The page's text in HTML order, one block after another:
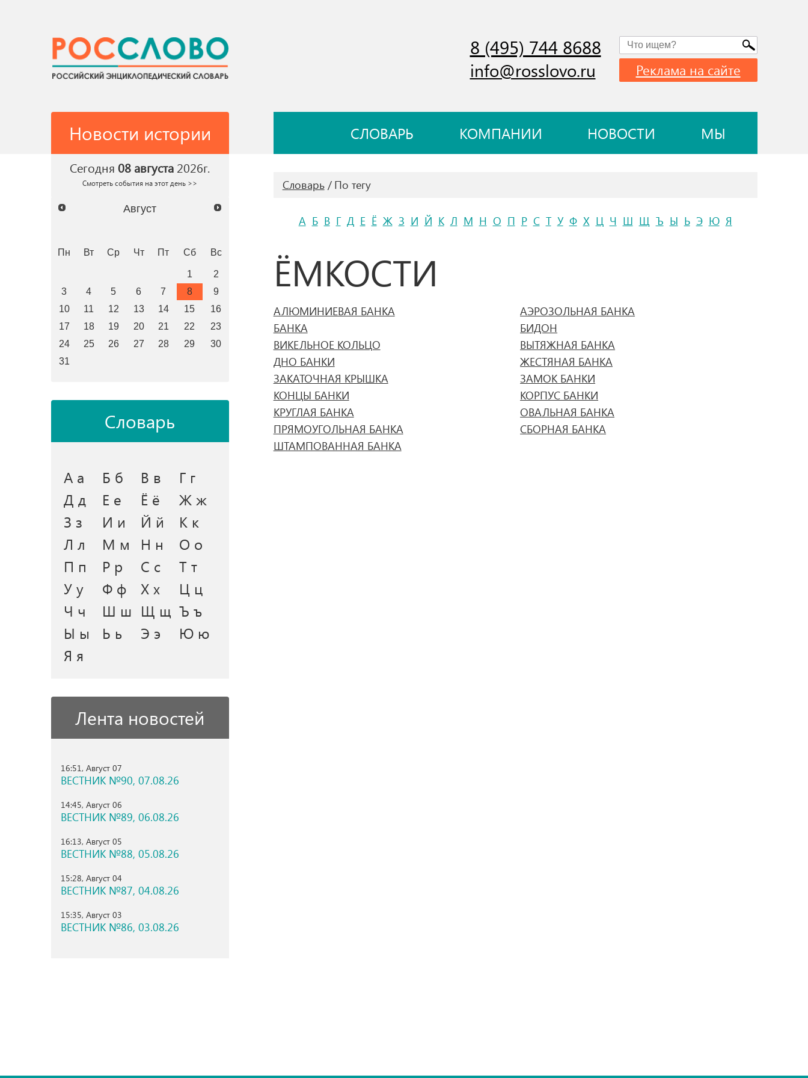
8 (495) 744 8688
info@rosslovo.ru Реклама на сайте
Новости истории СЛОВАРЬ КОМПАНИИ НОВОСТИ МЫ
Сегодня 08 августа 2026г.
Смотреть события на этот день >>
Август
Пн Вт Ср Чт Пт Сб Вс
1
2
3
4 5 6 7 8
9
10
11 12 13 14 15
16
17
18 19 20 21 22
23
24
25 26 27 28 29
30
31
Словарь
А а Б б В в
Г г
Д д
Е е Ё ё
Ж ж
З з
И и Й й
К к
Л л
М м Н н
О о
П п
Р р С с
Т т
У у
Ф ф Х х
Ц ц
Ч ч
Ш ш Щ щ Ъ ъ
Ы ы
Ь ь Э э
Ю ю
Я я
Лента новостей
16:51, Август 07
ВЕСТНИК №90, 07.08.26
14:45, Август 06
ВЕСТНИК №89, 06.08.26
16:13, Август 05
ВЕСТНИК №88, 05.08.26
15:28, Август 04
ВЕСТНИК №87, 04.08.26
15:35, Август 03
ВЕСТНИК №86, 03.08.26
Словарь По тегу
А Б В Г Д Е Ё Ж З И Й К Л М Н О П Р С Т У Ф Х Ц Ч Ш Щ Ъ Ы Ь Э Ю Я
ЁМКОСТИ
АЛЮМИНИЕВАЯ БАНКА
АЭРОЗОЛЬНАЯ БАНКА
БАНКА
БИДОН
ВИКЕЛЬНОЕ КОЛЬЦО
ВЫТЯЖНАЯ БАНКА
ДНО БАНКИ
ЖЕСТЯНАЯ БАНКА
ЗАКАТОЧНАЯ КРЫШКА
ЗАМОК БАНКИ
КОНЦЫ БАНКИ
КОРПУС БАНКИ
КРУГЛАЯ БАНКА
ОВАЛЬНАЯ БАНКА
ПРЯМОУГОЛЬНАЯ БАНКА
СБОРНАЯ БАНКА
ШТАМПОВАННАЯ БАНКА